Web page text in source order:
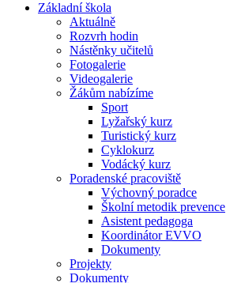
Základní škola
Aktuálně
Rozvrh hodin
Nástěnky učitelů
Fotogalerie
Videogalerie
Žákům nabízíme
Sport
Lyžařský kurz
Turistický kurz
Cyklokurz
Vodácký kurz
Poradenské pracoviště
Výchovný poradce
Školní metodik prevence
Asistent pedagoga
Koordinátor EVVO
Dokumenty
Projekty
Dokumenty